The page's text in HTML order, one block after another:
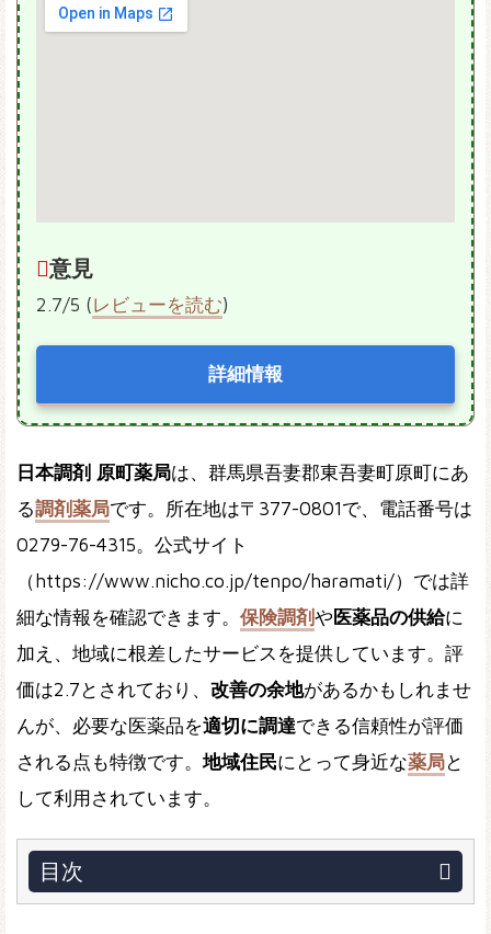
意見
2.7/5 (レビューを読む)
詳細情報
日本調剤 原町薬局は、群馬県吾妻郡東吾妻町原町にあ
る調剤薬局です。所在地は〒377-0801で、電話番号は
0279-76-4315。公式サイト
（https://www.nicho.co.jp/tenpo/haramati/）では詳
細な情報を確認できます。 保険調剤や医薬品の供給に
加え、地域に根差したサービスを提供しています。評
価は2.7とされており、 改善の余地があるかもしれませ
んが、必要な医薬品を適切に調達できる信頼性が評価
される点も特徴です。 地域住民にとって身近な薬局と
して利用されています。
目次